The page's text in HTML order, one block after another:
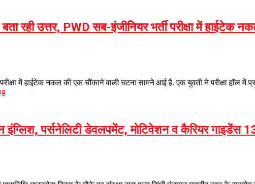
रही उत्तर, PWD सब-इंजीनियर भर्ती परीक्षा में हाईटेक
में हाईटेक नकल की एक चौंकाने वाली घटना सामने आई है. एक युवती ने परीक्षा हॉल
पर्सनेलिटी डेवलपमेंट, मोटिवेशन व कैरियर गाइडेंस